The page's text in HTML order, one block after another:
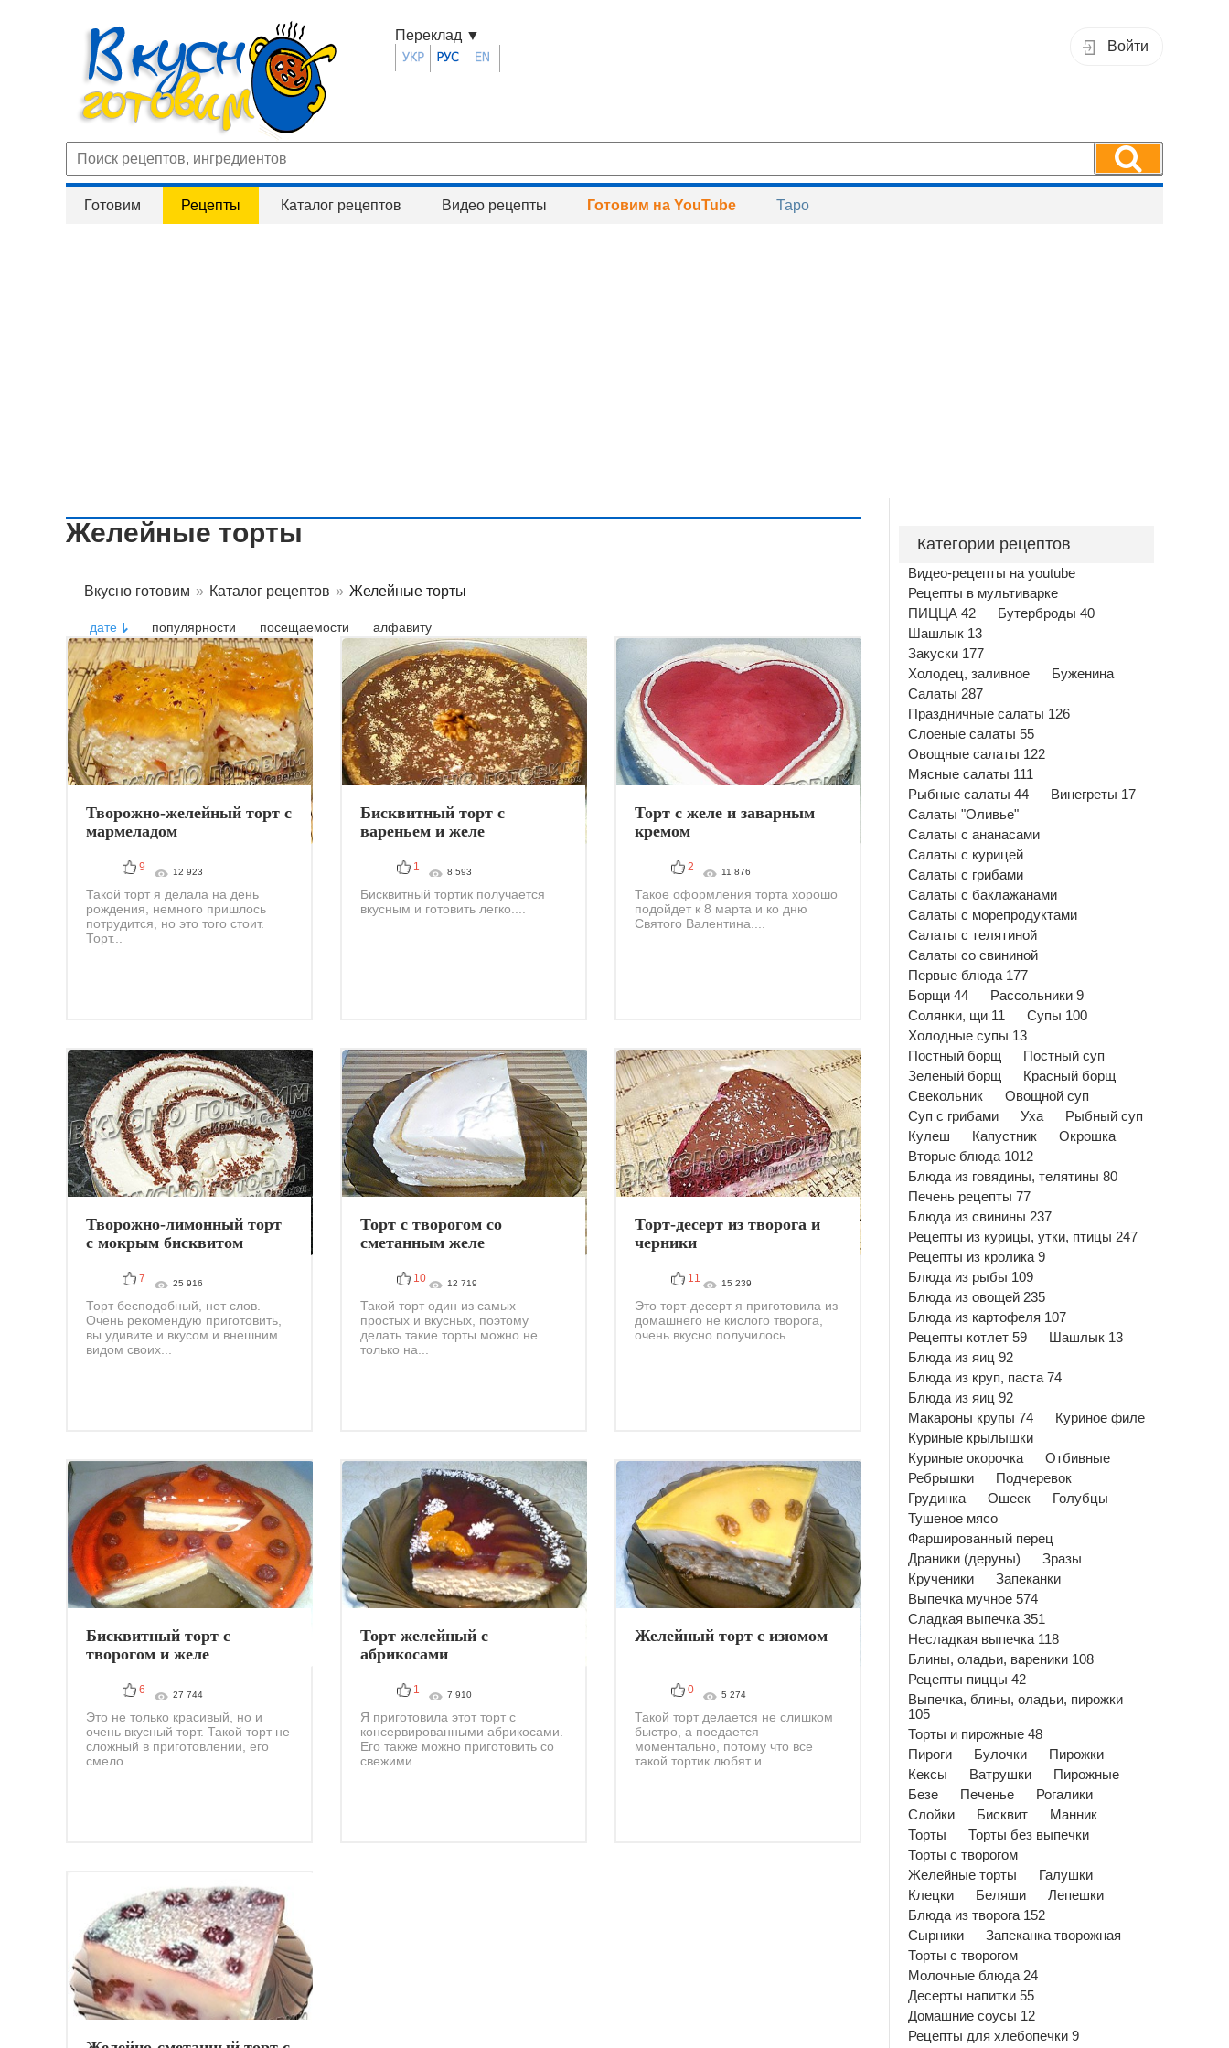
Войти
Переклад ▼
Готовим Рецепты Каталог рецептов Видео рецепты Готовим на YouTube Таро
Желейные торты
Вкусно готовим » Каталог рецептов » Желейные торты
дате популярности посещаемости алфавиту
Творожно-желейный торт с
мармеладом
9 12 923
Такой торт я делала на день
рождения, немного пришлось
потрудится, но это того стоит.
Торт...
Бисквитный торт с
вареньем и желе
1 8 593
Бисквитный тортик получается
вкусным и готовить легко....
Торт с желе и заварным
кремом
2 11 876
Такое оформления торта хорошо
подойдет к 8 марта и ко дню
Святого Валентина....
Творожно-лимонный торт
с мокрым бисквитом
7 25 916
Торт бесподобный, нет слов.
Очень рекомендую приготовить,
вы удивите и вкусом и внешним
видом своих...
Торт с творогом со
сметанным желе
10 12 719
Такой торт один из самых
простых и вкусных, поэтому
делать такие торты можно не
только на...
Торт-десерт из творога и
черники
11 15 239
Это торт-десерт я приготовила из
домашнего не кислого творога,
очень вкусно получилось....
Бисквитный торт с
творогом и желе
6 27 744
Это не только красивый, но и
очень вкусный торт. Такой торт не
сложный в приготовлении, его
смело...
Торт желейный с
абрикосами
1 7 910
Я приготовила этот торт с
консервированными абрикосами.
Его также можно приготовить со
свежими...
Желейный торт с изюмом
0 5 274
Такой торт делается не слишком
быстро, а поедается
моментально, потому что все
такой тортик любят и...
Категории рецептов
Видео-рецепты на youtube
Рецепты в мультиварке
ПИЦЦА 42
Бутерброды 40
Шашлык 13
Закуски 177
Холодец, заливное
Буженина
Салаты 287
Праздничные салаты 126
Слоеные салаты 55
Овощные салаты 122
Мясные салаты 111
Рыбные салаты 44
Винегреты 17
Салаты "Оливье"
Салаты с ананасами
Салаты с курицей
Салаты с грибами
Салаты с баклажанами
Салаты с морепродуктами
Салаты с телятиной
Салаты со свининой
Первые блюда 177
Борщи 44
Рассольники 9
Солянки, щи 11
Супы 100
Холодные супы 13
Постный борщ
Постный суп
Зеленый борщ
Красный борщ
Свекольник
Овощной суп
Суп с грибами
Уха
Рыбный суп
Кулеш
Капустник
Окрошка
Вторые блюда 1012
Блюда из говядины, телятины 80
Печень рецепты 77
Блюда из свинины 237
Рецепты из курицы, утки, птицы 247
Рецепты из кролика 9
Блюда из рыбы 109
Блюда из овощей 235
Блюда из картофеля 107
Рецепты котлет 59
Шашлык 13
Блюда из яиц 92
Блюда из круп, паста 74
Блюда из яиц 92
Макароны крупы 74
Куриное филе
Куриные крылышки
Куриные окорочка
Отбивные
Ребрышки
Подчеревок
Грудинка
Ошеек
Голубцы
Тушеное мясо
Фаршированный перец
Драники (деруны)
Зразы
Крученики
Запеканки
Выпечка мучное 574
Сладкая выпечка 351
Несладкая выпечка 118
Блины, оладьи, вареники 108
Рецепты пиццы 42
Выпечка, блины, оладьи, пирожки
105
Торты и пирожные 48
Пироги
Булочки
Пирожки
Кексы
Ватрушки
Пирожные
Безе
Печенье
Рогалики
Слойки
Бисквит
Манник
Торты
Торты без выпечки
Торты с творогом
Желейные торты
Галушки
Клецки
Беляши
Лепешки
Блюда из творога 152
Сырники
Запеканка творожная
Торты с творогом
Молочные блюда 24
Десерты напитки 55
Домашние соусы 12
Рецепты для хлебопечки 9